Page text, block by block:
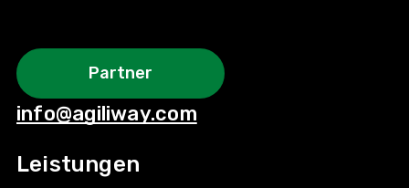
Partner
info@agiliway.com
Leistungen